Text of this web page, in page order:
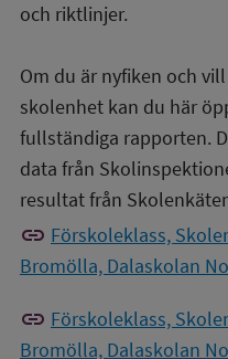
och riktlinjer.
Om du är nyfiken och
skolenhet kan du här
fullständiga rapporten.
data från
resultat från
link Förskoleklass,
Bromölla, Dalaskolan
link Förskoleklass,
Bromölla, Dalaskolan